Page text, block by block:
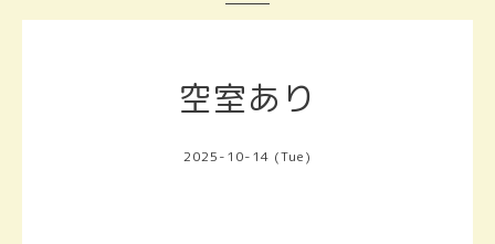
空室あり
2025-10-14 (Tue)